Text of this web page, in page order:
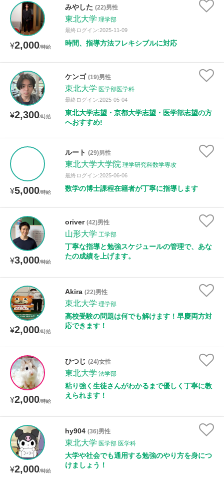
¥2,000/時給
みやした (22)男性
東北大学 理学部
最終ログイン:2025-11-09
時間、指導方法フレキシブルに対応
¥2,300/時給
ケンゴ (19)男性
東北大学 医学部医学科
最終ログイン:2025-05-04
東北大学志望・京都大学志望・医学部志望の方
へおすすめ!
¥5,000/時給
ルート (29)男性
東北大学大学院 理学研究科数学専攻
最終ログイン:2025-06-06
数学の博士課程在籍者が丁寧に指導します
¥3,000/時給
oriver (42)男性
山形大学 工学部
丁寧な指導と勉強スケジュールの管理で、あな
たの成績を上げます。
¥2,000/時給
Akira (22)男性
東北大学 理学部
高校受験の問題は何でも解けます！早慶両方対
応できます！
¥2,000/時給
ひつじ (24)女性
東北大学 法学部
粘り強く生徒さんがわかるまで優しく丁寧に教
えられます！
¥2,000/時給
hy904 (36)男性
東北大学 医学部 医学科
大学や社会でも通用する勉強のやり方を身につ
けましょう！
距離：15km以内
年齢：18-101歳
性別